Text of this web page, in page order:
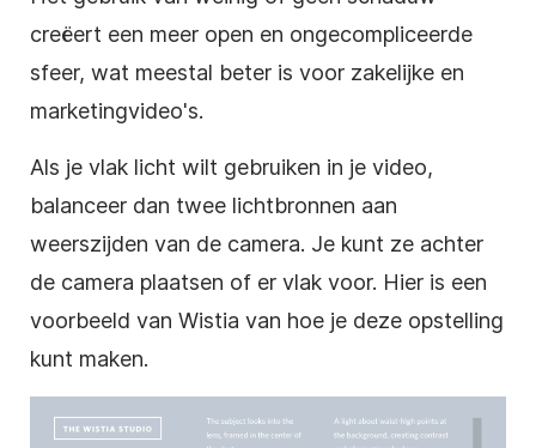
creëert een meer open en ongecompliceerde
sfeer, wat meestal beter is voor zakelijke en
marketingvideo's.
Als je vlak licht wilt gebruiken in je video,
balanceer dan twee lichtbronnen aan
weerszijden van de camera. Je kunt ze achter
de camera plaatsen of er vlak voor. Hier is een
voorbeeld van Wistia van hoe je deze opstelling
kunt maken.